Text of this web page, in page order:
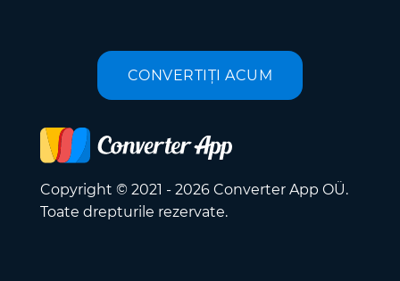
CONVERTIȚI ACUM
Copyright © 2021 - 2026 Converter App OÜ.
Toate drepturile rezervate.